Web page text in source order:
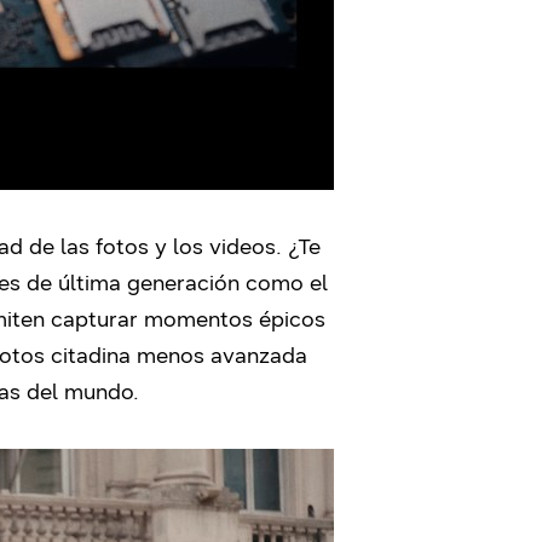
de las fotos y los videos. ¿Te
de última generación como el
capturar momentos épicos
citadina menos avanzada
del mundo.